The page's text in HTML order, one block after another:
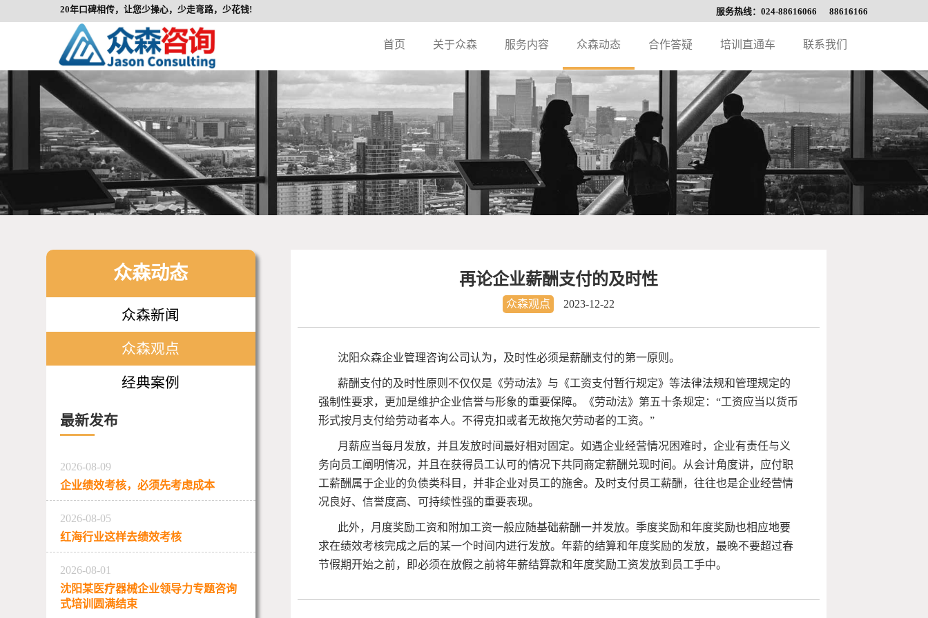
20年口碑相传，让您少操心，少走弯路，少花钱! 服务热线：024-88616066 88616166
首页 关于众森 服务内容 众森动态 合作答疑 培训直通车 联系我们
众森动态
众森新闻
众森观点
经典案例
最新发布
2026-08-09
企业绩效考核，必须先考虑成本
2026-08-05
红海行业这样去绩效考核
2026-08-01
沈阳某医疗器械企业领导力专题咨询
式培训圆满结束
再论企业薪酬支付的及时性
众森观点 2023-12-22
沈阳众森企业管理咨询公司认为，及时性必须是薪酬支付的第一原则。
薪酬支付的及时性原则不仅仅是《劳动法》与《工资支付暂行规定》等法律法规和管理规定的
强制性要求，更加是维护企业信誉与形象的重要保障。《劳动法》第五十条规定：“工资应当以货币
形式按月支付给劳动者本人。不得克扣或者无故拖欠劳动者的工资。”
月薪应当每月发放，并且发放时间最好相对固定。如遇企业经营情况困难时，企业有责任与义
务向员工阐明情况，并且在获得员工认可的情况下共同商定薪酬兑现时间。从会计角度讲，应付职
工薪酬属于企业的负债类科目，并非企业对员工的施舍。及时支付员工薪酬，往往也是企业经营情
况良好、信誉度高、可持续性强的重要表现。
此外，月度奖励工资和附加工资一般应随基础薪酬一并发放。季度奖励和年度奖励也相应地要
求在绩效考核完成之后的某一个时间内进行发放。年薪的结算和年度奖励的发放，最晚不要超过春
节假期开始之前，即必须在放假之前将年薪结算款和年度奖励工资发放到员工手中。